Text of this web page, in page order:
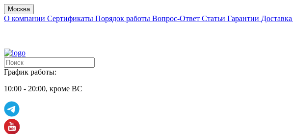
Москва
О компании Сертификаты Порядок работы Вопрос-Ответ Статьи Гарантии Доставка
График работы:
10:00 - 20:00, кроме ВС